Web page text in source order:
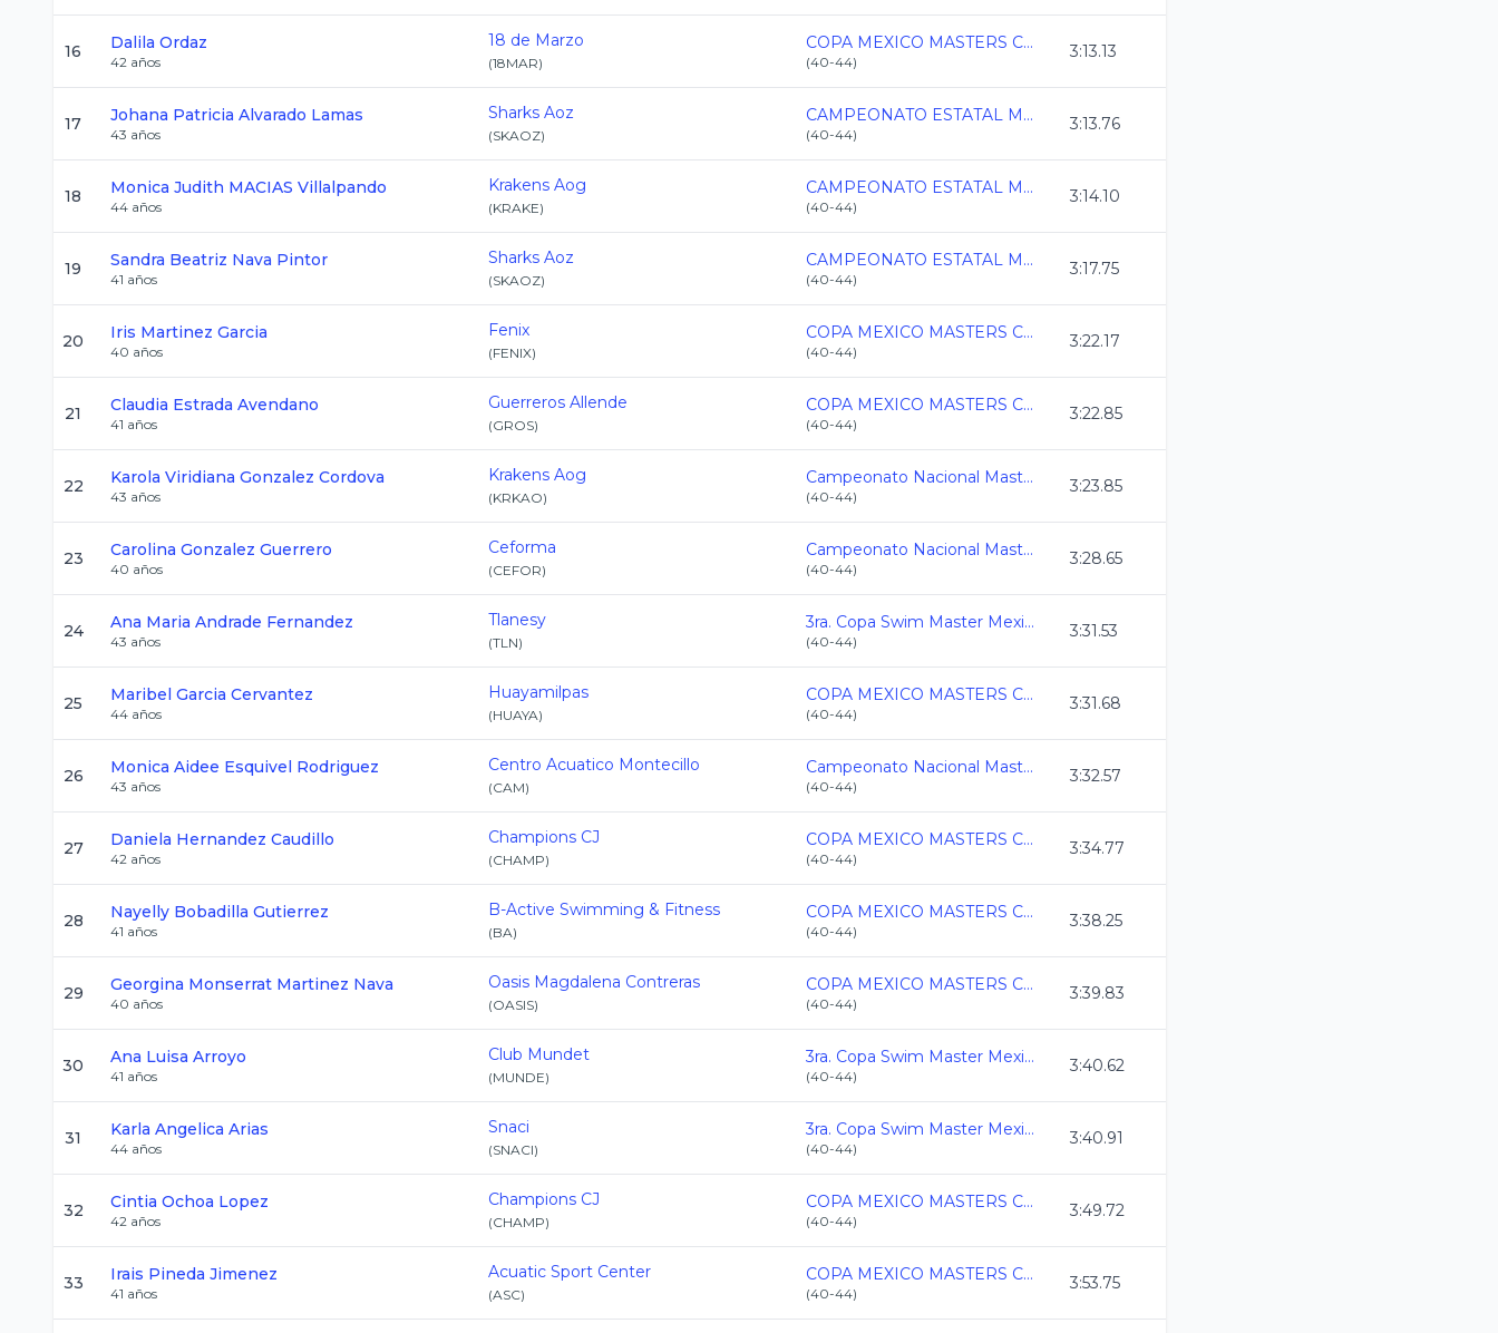
16 Dalila Ordaz
42 años
18 de Marzo
(18MAR)
COPA MEXICO MASTERS CURSO LARGO 2026
(40-44)
3:13.13
17 Johana Patricia Alvarado Lamas
43 años
Sharks Aoz
(SKAOZ)
CAMPEONATO ESTATAL MASTER CURSO LARGO 2026
(40-44)
3:13.76
18 Monica Judith MACIAS Villalpando
44 años
Krakens Aog
(KRAKE)
CAMPEONATO ESTATAL MASTER CURSO LARGO 2026
(40-44)
3:14.10
19 Sandra Beatriz Nava Pintor
41 años
Sharks Aoz
(SKAOZ)
CAMPEONATO ESTATAL MASTER CURSO LARGO 2026
(40-44)
3:17.75
20 Iris Martinez Garcia
40 años
Fenix
(FENIX)
COPA MEXICO MASTERS CURSO LARGO 2026
(40-44)
3:22.17
21 Claudia Estrada Avendano
41 años
Guerreros Allende
(GROS)
COPA MEXICO MASTERS CURSO LARGO 2026
(40-44)
3:22.85
22 Karola Viridiana Gonzalez Cordova
43 años
Krakens Aog
(KRKAO)
Campeonato Nacional Master C.L. 2026
(40-44)
3:23.85
23 Carolina Gonzalez Guerrero
40 años
Ceforma
(CEFOR)
Campeonato Nacional Master C.L. 2026
(40-44)
3:28.65
24 Ana Maria Andrade Fernandez
43 años
Tlanesy
(TLN)
3ra. Copa Swim Master Mexico C.L. 2026
(40-44)
3:31.53
25 Maribel Garcia Cervantez
44 años
Huayamilpas
(HUAYA)
COPA MEXICO MASTERS CURSO LARGO 2026
(40-44)
3:31.68
26 Monica Aidee Esquivel Rodriguez
43 años
Centro Acuatico Montecillo
(CAM)
Campeonato Nacional Master C.L. 2026
(40-44)
3:32.57
27 Daniela Hernandez Caudillo
42 años
Champions CJ
(CHAMP)
COPA MEXICO MASTERS CURSO LARGO 2026
(40-44)
3:34.77
28 Nayelly Bobadilla Gutierrez
41 años
B-Active Swimming & Fitness
(BA)
COPA MEXICO MASTERS CURSO LARGO 2026
(40-44)
3:38.25
29 Georgina Monserrat Martinez Nava
40 años
Oasis Magdalena Contreras
(OASIS)
COPA MEXICO MASTERS CURSO LARGO 2026
(40-44)
3:39.83
30 Ana Luisa Arroyo
41 años
Club Mundet
(MUNDE)
3ra. Copa Swim Master Mexico C.L. 2026
(40-44)
3:40.62
31 Karla Angelica Arias
44 años
Snaci
(SNACI)
3ra. Copa Swim Master Mexico C.L. 2026
(40-44)
3:40.91
32 Cintia Ochoa Lopez
42 años
Champions CJ
(CHAMP)
COPA MEXICO MASTERS CURSO LARGO 2026
(40-44)
3:49.72
33 Irais Pineda Jimenez
41 años
Acuatic Sport Center
(ASC)
COPA MEXICO MASTERS CURSO LARGO 2026
(40-44)
3:53.75